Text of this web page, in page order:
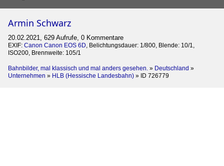
Armin Schwarz
20.02.2021, 629 Aufrufe, 0 Kommentare
EXIF: Canon Canon EOS 6D, Belichtungsdauer: 1/800, Blende: 10/1,
ISO200, Brennweite: 105/1
Bahnbilder, mal klassisch und mal anders gesehen. » Deutschland »
Unternehmen » HLB (Hessische Landesbahn) » ID 726779